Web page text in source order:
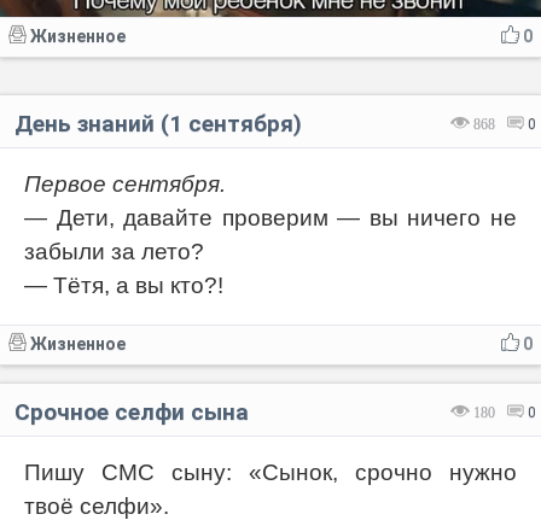
0
Жизненное
868 0
День знаний (1 сентября)
Первое сентября.
— Дети, давайте проверим — вы ничего не
забыли за лето?
— Тётя, а вы кто?!
0
Жизненное
180 0
Срочное селфи сына
Пишу СМС сыну: «Сынок, срочно нужно
твоё селфи».